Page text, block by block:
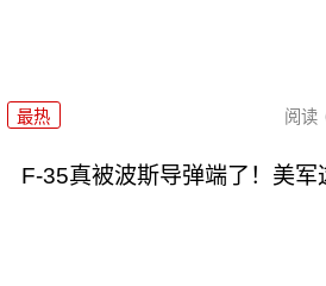
最热 阅读
F-35真被波斯导弹端了！美军